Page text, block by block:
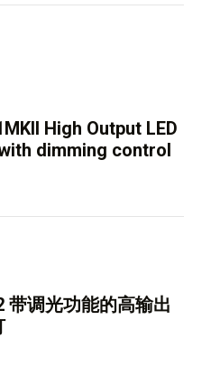
High Output LED
dimming control
带调光功能的高输出